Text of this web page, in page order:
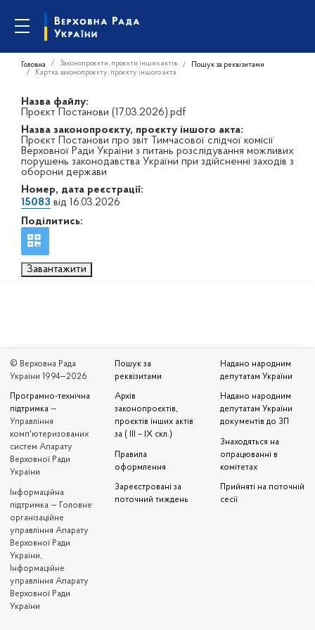
Головна Законопроєкти, проєкти інших актів
Пошук за реквізитами
Картка законопроєкту, проєкту іншого акта
Назва файлу:
Проєкт Постанови (17.03.2026).pdf
Назва законопроєкту, проєкту іншого акта:
Проєкт Постанови про звіт Тимчасової слідчої комісії
Верховної Ради України з питань розслідування можливих
порушень законодавства України при здійсненні заходів з
оборони держави
Номер, дата реєстрації:
15083 від 16.03.2026
Поділитись:
Завантажити
© Верховна Рада
України 1994—2026
Програмно-технічна
підтримка —
Управління
комп'ютеризованих
систем Апарату
Верховної Ради
України
Iнформаційна
підтримка — Головне
організаційне
управління Апарату
Верховної Ради
України,
Інформаційне
управління Апарату
Верховної Ради
України
Пошук за
реквізитами
Архів
законопроєктів,
проєктів інших актів
за ( III – IX скл.)
Правила
оформлення
Зареєстровані за
поточний тиждень
Надано народним
депутатам України
Надано народним
депутатам України
документів до ЗП
Знаходяться на
опрацюванні в
комітетах
Прийняті на поточній
сесії